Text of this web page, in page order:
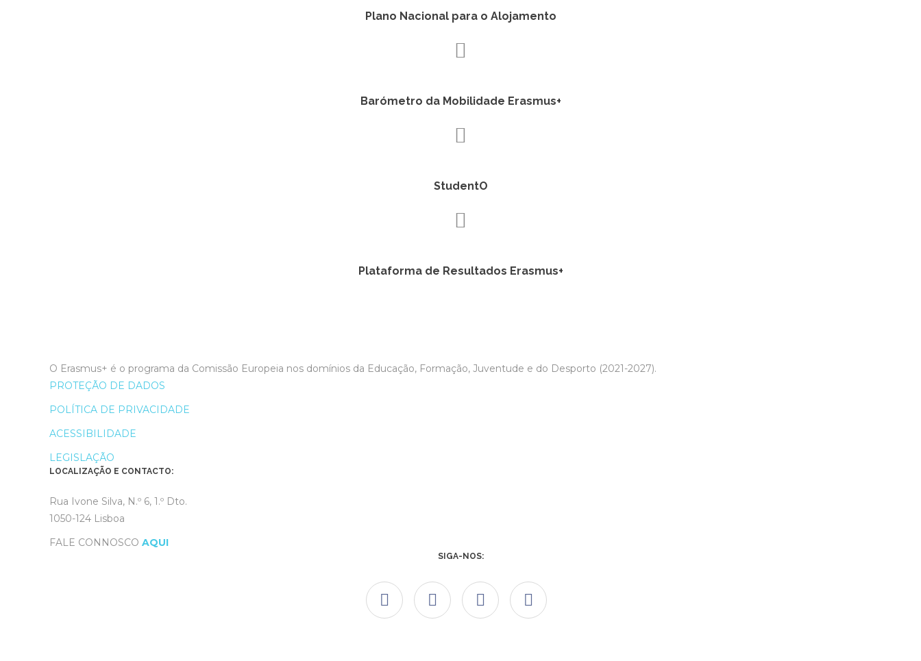
Plano Nacional para o Alojamento
Barómetro da Mobilidade Erasmus+
StudentO
Plataforma de Resultados Erasmus+
O Erasmus+ é o programa da Comissão Europeia nos domínios da Educação, Formação, Juventude e do Desporto (2021-2027).
PROTEÇÃO DE DADOS
POLÍTICA DE PRIVACIDADE
ACESSIBILIDADE
LEGISLAÇÃO
LOCALIZAÇÃO E CONTACTO:
Rua Ivone Silva, N.º 6, 1.º Dto.
1050-124 Lisboa
FALE CONNOSCO AQUI
SIGA-NOS: